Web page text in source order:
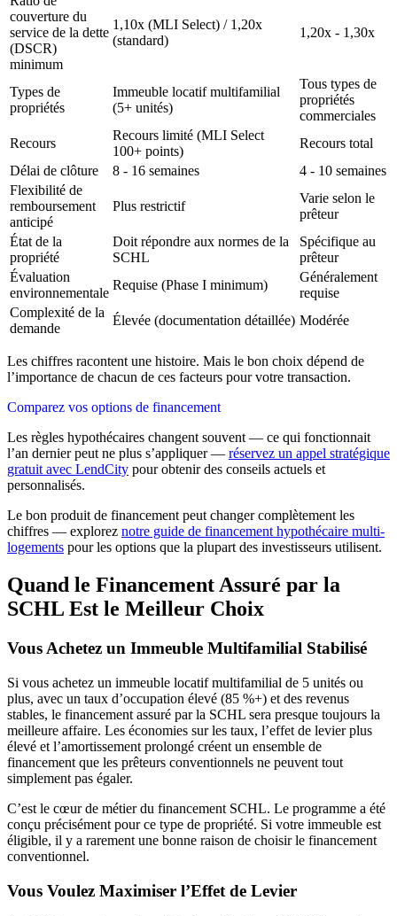
couverture du
service de la dette
(DSCR)
minimum
1,10x (MLI Select) / 1,20x
(standard)
1,20x - 1,30x
Types de
propriétés
Immeuble locatif multifamilial
(5+ unités)
Tous types de
propriétés
commerciales
Recours
Recours limité (MLI Select
100+ points)
Recours total
Délai de clôture
8 - 16 semaines
4 - 10 semaines
Flexibilité de
remboursement
anticipé
Plus restrictif
Varie selon le
prêteur
État de la
propriété
Doit répondre aux normes de la
SCHL
Spécifique au
prêteur
Évaluation
environnementale
Requise (Phase I minimum)
Généralement
requise
Complexité de la
demande
Élevée (documentation détaillée) Modérée
Les chiffres racontent une histoire. Mais le bon choix dépend de
l’importance de chacun de ces facteurs pour votre transaction.
Comparez vos options de financement
Les règles hypothécaires changent souvent — ce qui fonctionnait
l’an dernier peut ne plus s’appliquer — réservez un appel stratégique
gratuit avec LendCity pour obtenir des conseils actuels et
personnalisés.
Le bon produit de financement peut changer complètement les
chiffres — explorez notre guide de financement hypothécaire multi-
logements pour les options que la plupart des investisseurs utilisent.
Quand le Financement Assuré par la
SCHL Est le Meilleur Choix
Vous Achetez un Immeuble Multifamilial Stabilisé
Si vous achetez un immeuble locatif multifamilial de 5 unités ou
plus, avec un taux d’occupation élevé (85 %+) et des revenus
stables, le financement assuré par la SCHL sera presque toujours la
meilleure affaire. Les économies sur les taux, l’effet de levier plus
élevé et l’amortissement prolongé créent un ensemble de
financement que les prêteurs conventionnels ne peuvent tout
simplement pas égaler.
C’est le cœur de métier du financement SCHL. Le programme a été
conçu précisément pour ce type de propriété. Si votre immeuble est
éligible, il y a rarement une bonne raison de choisir le financement
conventionnel.
Vous Voulez Maximiser l’Effet de Levier